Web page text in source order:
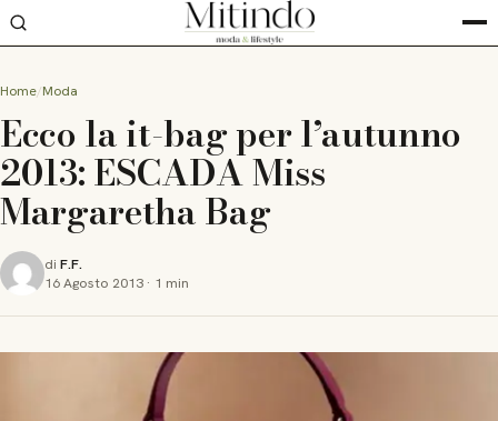
Home Moda
Ecco la it-bag per l’autunno
2013: ESCADA Miss
Margaretha Bag
di F.F.
16 Agosto 2013 · 1 min